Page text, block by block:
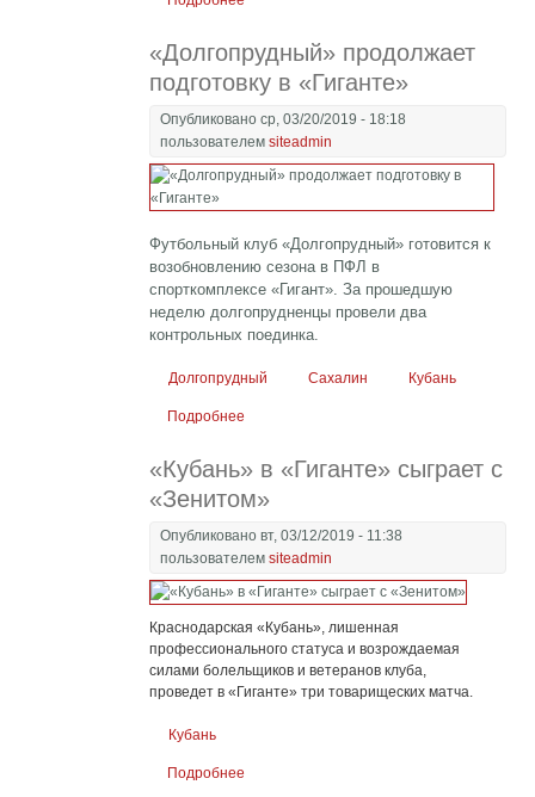
«Долгопрудный» продолжает
подготовку в «Гиганте»
Опубликовано ср, 03/20/2019 - 18:18
пользователемsiteadmin
Футбольный клуб «Долгопрудный» готовится к
возобновлению сезона в ПФЛ в
спорткомплексе «Гигант». За прошедшую
неделю долгопрудненцы провели два
контрольных поединка.
Долгопрудный Сахалин Кубань
Подробнее
«Кубань» в «Гиганте» сыграет с
«Зенитом»
Опубликовано вт, 03/12/2019 - 11:38
пользователемsiteadmin
Краснодарская «Кубань», лишенная
профессионального статуса и возрождаемая
силами болельщиков и ветеранов клуба,
проведет в «Гиганте» три товарищеских матча.
Кубань
Подробнее